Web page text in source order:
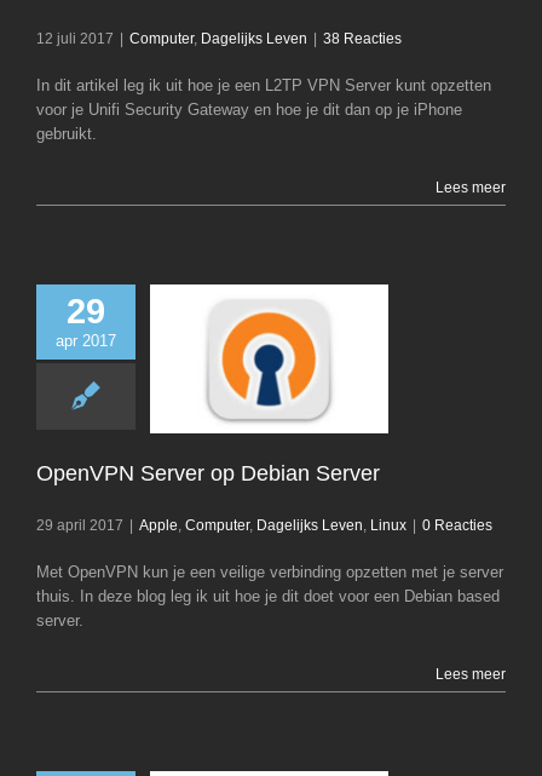
12 juli 2017 | Computer, Dagelijks Leven | 38 Reacties
In dit artikel leg ik uit hoe je een L2TP VPN Server kunt opzetten
voor je Unifi Security Gateway en hoe je dit dan op je iPhone
gebruikt.
Lees meer
29
apr 2017
OpenVPN Server op Debian Server
29 april 2017 | Apple Computer, Dagelijks Leven Linux | 0 Reacties
Met OpenVPN kun je een veilige verbinding opzetten met je server
thuis. In deze blog leg ik uit hoe je dit doet voor een Debian based
server.
Lees meer